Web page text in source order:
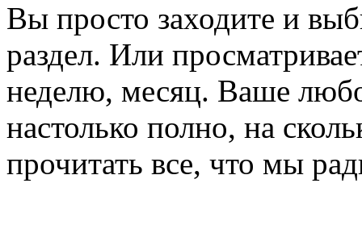
Вы просто заходите и
раздел. Или
неделю, месяц. Ваше
настолько полно, на
прочитать все, что мы